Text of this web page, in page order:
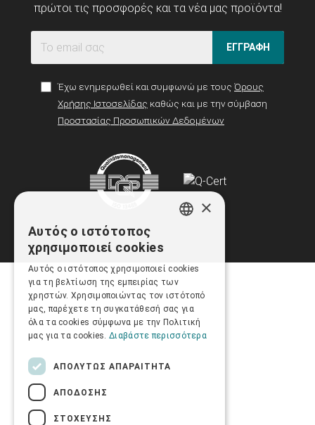
πρώτοι τις προσφορές και τα νέα μας προϊόντα!
ΕΓΓΡΑΦΗ
Έχω ενημερωθεί και συμφωνώ με τους Όρους
Χρήσης Ιστοσελίδας καθώς και με την σύμβαση
Προστασίας Προσωπικών Δεδομένων
×
Αυτός ο ιστότοπος
χρησιμοποιεί cookies
Αυτός ο ιστότοπος χρησιμοποιεί cookies
για τη βελτίωση της εμπειρίας των
χρηστών. Χρησιμοποιώντας τον ιστότοπό
μας, παρέχετε τη συγκατάθεσή σας για
όλα τα cookies σύμφωνα με την Πολιτική
μας για τα cookies. Διαβάστε περισσότερα
ΑΠΟΛΎΤΩΣ ΑΠΑΡΑΊΤΗΤΑ
ΑΠΌΔΟΣΗΣ
ΣΤΌΧΕΥΣΗΣ